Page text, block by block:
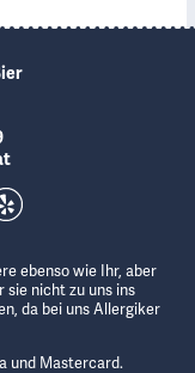
ebenso wie Ihr, aber
sie nicht zu uns ins
da bei uns Allergiker
und Mastercard.